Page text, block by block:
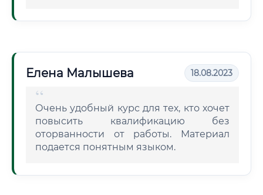
Елена Малышева 18.08.2023
Очень удобный курс для тех, кто хочет
повысить квалификацию без
оторванности от работы. Материал
подается понятным языком.